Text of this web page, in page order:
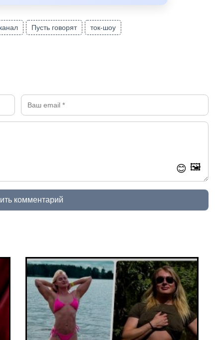
Пусть говорят ток-шоу
😊 🖼️
комментарий